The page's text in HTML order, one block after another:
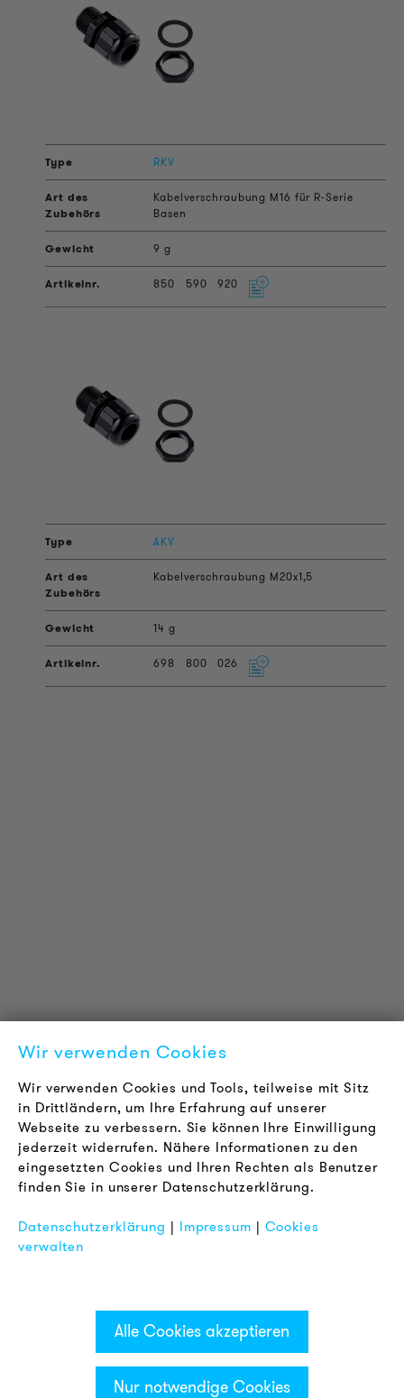
RKV
Kabelverschraubung M16 für R-Serie
Basen
9 g
850 590 920
AKV
Kabelverschraubung M20x1,5
14 g
698 800 026
Karriere
Newsletter
RECHTLICHES
AGB
Datenschutz
FAQ
Wir verwenden Cookies
Wir verwenden Cookies und Tools, teilweise mit Sitz
in Drittländern, um Ihre Erfahrung auf unserer
Webseite zu verbessern. Sie können Ihre Einwilligung
jederzeit widerrufen. Nähere Informationen zu den
eingesetzten Cookies und Ihren Rechten als Benutzer
finden Sie in unserer Datenschutzerklärung.
Datenschutzerklärung | Impressum | Cookies
verwalten
Alle Cookies akzeptieren
Nur notwendige Cookies